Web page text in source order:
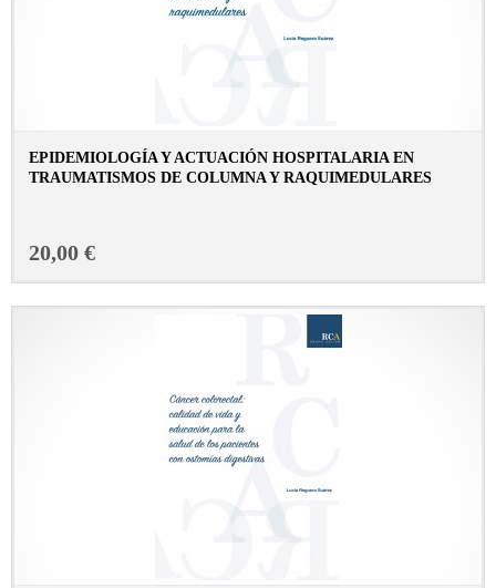
EPIDEMIOLOGÍA Y ACTUACIÓN HOSPITALARIA EN
TRAUMATISMOS DE COLUMNA Y RAQUIMEDULARES
20,00 €